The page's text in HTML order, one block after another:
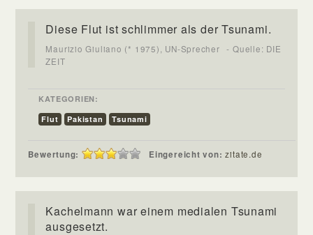
Diese Flut ist schlimmer als der Tsunami.
Maurizio Giuliano (* 1975), UN-Sprecher
- Quelle: DIE
ZEIT
KATEGORIEN:
Flut
Pakistan Tsunami
Bewertung: Eingereicht von:zitate.de
Kachelmann war einem medialen Tsunami
ausgesetzt.